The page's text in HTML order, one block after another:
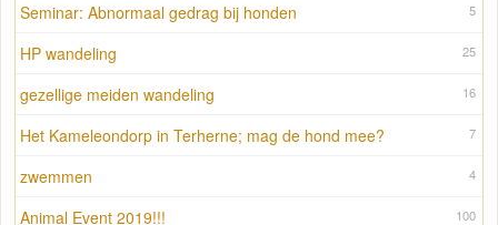
5
Seminar: Abnormaal gedrag bij honden
25
HP wandeling
16
gezellige meiden wandeling
7
Het Kameleondorp in Terherne; mag de hond mee?
4
zwemmen
100
Animal Event 2019!!!